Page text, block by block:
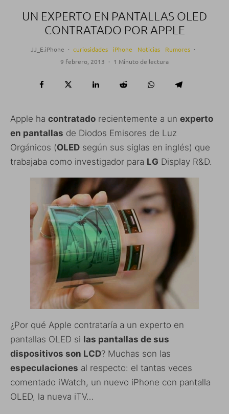
UN EXPERTO EN PANTALLAS OLED
CONTRATADO POR APPLE
JJ_E.iPhone · curiosidades iPhone Noticias Rumores ·
9 febrero, 2013 · 1 Minuto de lectura
Apple ha contratado recientemente a un experto
en pantallas de Diodos Emisores de Luz
Orgánicos (OLED según sus siglas en inglés) que
trabajaba como investigador para LG Display R&D.
¿Por qué Apple contrataría a un experto en
pantallas OLED si las pantallas de sus
dispositivos son LCD? Muchas son las
especulaciones al respecto: el tantas veces
comentado iWatch, un nuevo iPhone con pantalla
OLED, la nueva iTV…